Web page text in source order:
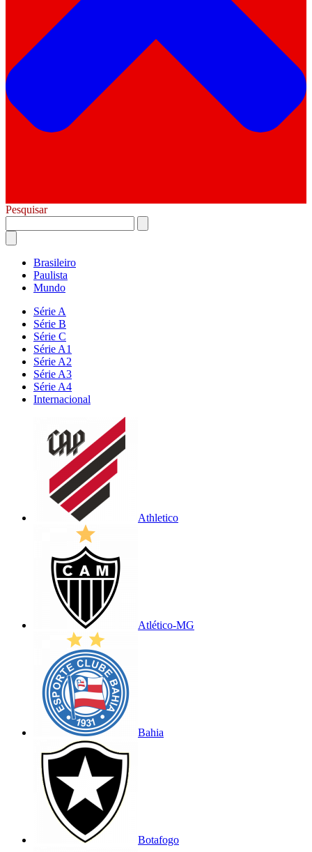
Pesquisar
Brasileiro
Paulista
Mundo
Série A
Série B
Série C
Série A1
Série A2
Série A3
Série A4
Internacional
Athletico
Atlético-MG
Bahia
Botafogo